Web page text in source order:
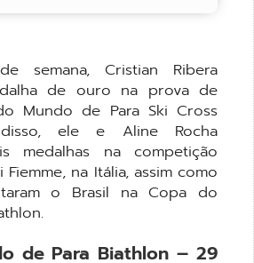
semana, Cristian Ribera
de ouro na prova de
Mundo de Para Ski Cross
ele e Aline Rocha
medalhas na competição
na Itália, assim como
o Brasil na Copa do
de Para Biathlon – 29